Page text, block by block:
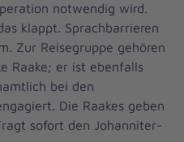
notwendig wird.
klappt. Sprachbarrieren
Zur Reisegruppe gehören
Raake; er ist ebenfalls
bei den
Die Raakes geben
sofort den Johanniter-